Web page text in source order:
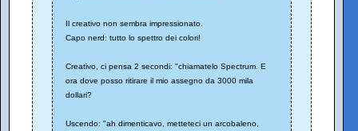
Il creativo non sembra impressionato.
Capo nerd: tutto lo spettro dei colori!
Creativo, ci pensa 2 secondi: "chiamatelo Spectrum. E
ora dove posso ritirare il mio assegno da 3000 mila
dollari?
Uscendo: "ah dimenticavo, metteteci un arcobaleno,